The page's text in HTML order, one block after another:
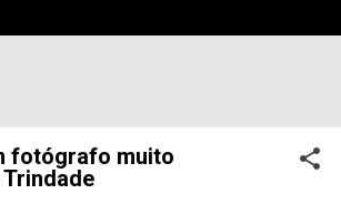
fotógrafo muito